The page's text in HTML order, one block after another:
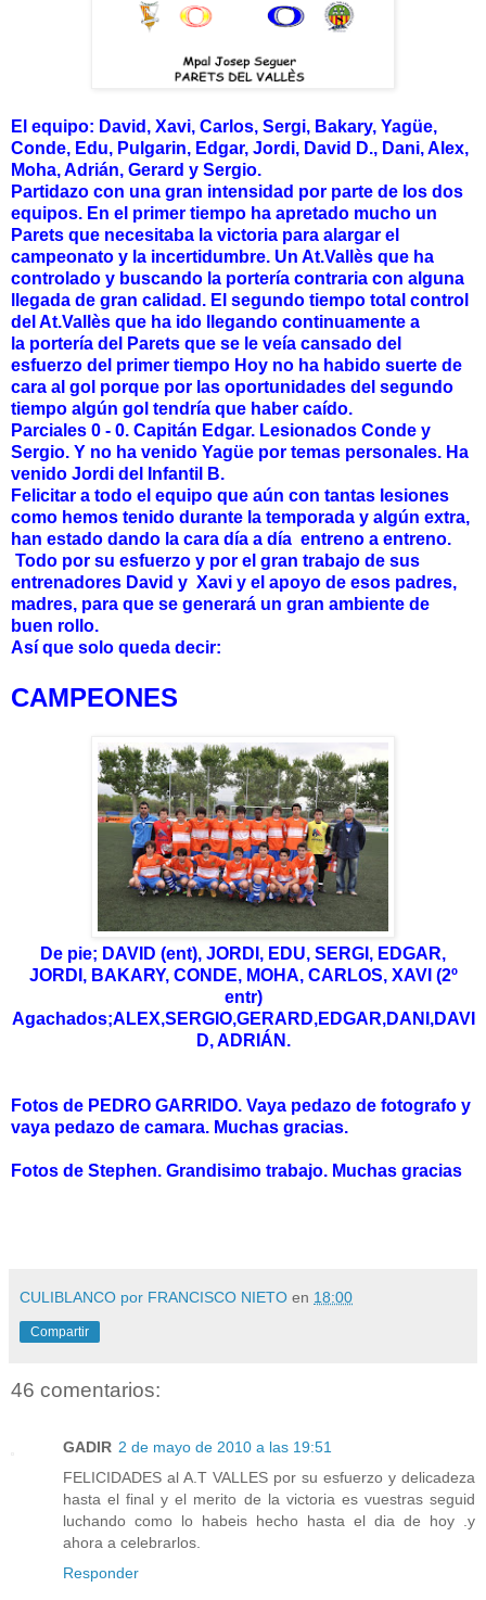
El equipo: David, Xavi, Carlos, Sergi, Bakary, Yagüe,
Conde, Edu, Pulgarin, Edgar, Jordi, David D., Dani, Alex,
Moha, Adrián, Gerard y Sergio.
Partidazo con una gran intensidad por parte de los dos
equipos. En el primer tiempo ha apretado mucho un
Parets que necesitaba la victoria para alargar el
campeonato y la incertidumbre. Un At.Vallès que ha
controlado y buscando la portería contraria con alguna
llegada de gran calidad. El segundo tiempo total control
del At.Vallès que ha ido llegando continuamente a
la portería del Parets que se le veía cansado del
esfuerzo del primer tiempo Hoy no ha habido suerte de
cara al gol porque por las oportunidades del segundo
tiempo algún gol tendría que haber caído.
Parciales 0 - 0. Capitán Edgar. Lesionados Conde y
Sergio. Y no ha venido Yagüe por temas personales. Ha
venido Jordi del Infantil B.
Felicitar a todo el equipo que aún con tantas lesiones
como hemos tenido durante la temporada y algún extra,
han estado dando la cara día a día entreno a entreno.
Todo por su esfuerzo y por el gran trabajo de sus
entrenadores David y Xavi y el apoyo de esos padres,
madres, para que se generará un gran ambiente de
buen rollo.
Así que solo queda decir:
CAMPEONES
De pie; DAVID (ent), JORDI, EDU, SERGI, EDGAR,
JORDI, BAKARY, CONDE, MOHA, CARLOS, XAVI (2º
entr)
Agachados;ALEX,SERGIO,GERARD,EDGAR,DANI,DAVI
D, ADRIÁN.
Fotos de PEDRO GARRIDO. Vaya pedazo de fotografo y
vaya pedazo de camara. Muchas gracias.
Fotos de Stephen. Grandisimo trabajo. Muchas gracias
CULIBLANCO por FRANCISCO NIETO en 18:00
Compartir
46 comentarios:
GADIR 2 de mayo de 2010 a las 19:51
FELICIDADES al A.T VALLES por su esfuerzo y delicadeza
hasta el final y el merito de la victoria es vuestras seguid
luchando como lo habeis hecho hasta el dia de hoy .y
ahora a celebrarlos.
Responder